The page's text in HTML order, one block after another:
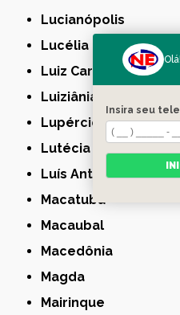
Lucianópolis
Lucélia
Luiz Carlos
Luiziânia
Lupércio
Lutécia
Luís Antônio
Macatuba
Macaubal
Macedônia
Magda
Mairinque
Insira seu